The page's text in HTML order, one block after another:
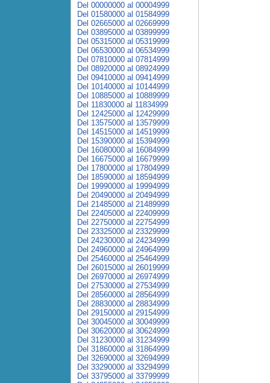
Del 00000000 al 00004999
Del 01580000 al 01584999
Del 02665000 al 02669999
Del 03895000 al 03899999
Del 05315000 al 05319999
Del 06530000 al 06534999
Del 07810000 al 07814999
Del 08920000 al 08924999
Del 09410000 al 09414999
Del 10140000 al 10144999
Del 10885000 al 10889999
Del 11830000 al 11834999
Del 12425000 al 12429999
Del 13575000 al 13579999
Del 14515000 al 14519999
Del 15390000 al 15394999
Del 16080000 al 16084999
Del 16675000 al 16679999
Del 17800000 al 17804999
Del 18590000 al 18594999
Del 19990000 al 19994999
Del 20490000 al 20494999
Del 21485000 al 21489999
Del 22405000 al 22409999
Del 22750000 al 22754999
Del 23325000 al 23329999
Del 24230000 al 24234999
Del 24960000 al 24964999
Del 25460000 al 25464999
Del 26015000 al 26019999
Del 26970000 al 26974999
Del 27530000 al 27534999
Del 28560000 al 28564999
Del 28830000 al 28834999
Del 29150000 al 29154999
Del 30045000 al 30049999
Del 30620000 al 30624999
Del 31230000 al 31234999
Del 31860000 al 31864999
Del 32690000 al 32694999
Del 33290000 al 33294999
Del 33795000 al 33799999